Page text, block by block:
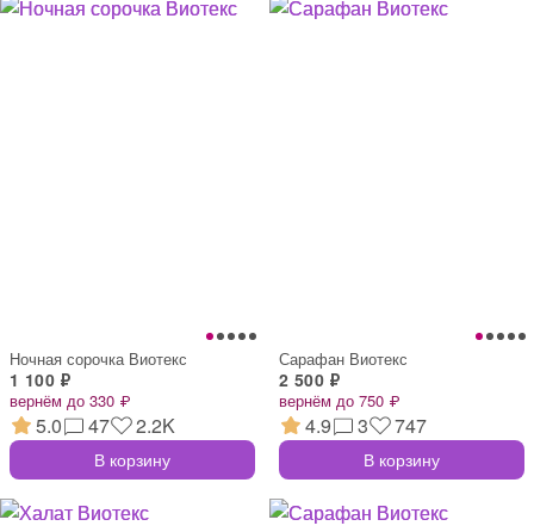
Ночная сорочка Виотекс
1 100 ₽
вернём до 330 ₽
5.0 47 2.2K
В корзину
Сарафан Виотекс
2 500 ₽
вернём до 750 ₽
4.9 3 747
В корзину